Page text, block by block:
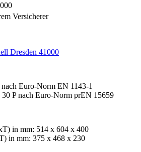
Versicherer
in mm: 514 x 604 x 400
in mm: 375 x 468 x 230